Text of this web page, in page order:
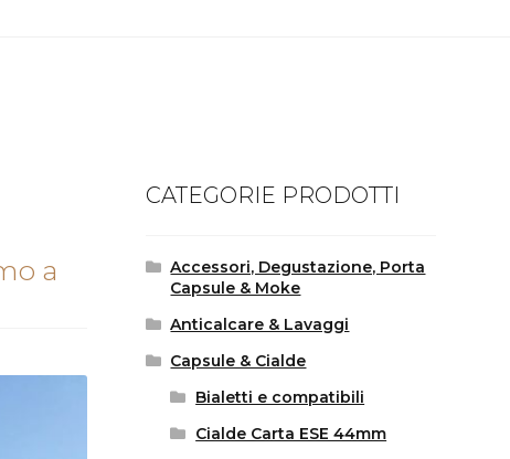
a
CATEGORIE PRODOTTI
Accessori, Degustazione, Porta
Capsule & Moke
Anticalcare & Lavaggi
Capsule & Cialde
Bialetti e compatibili
Cialde Carta ESE 44mm